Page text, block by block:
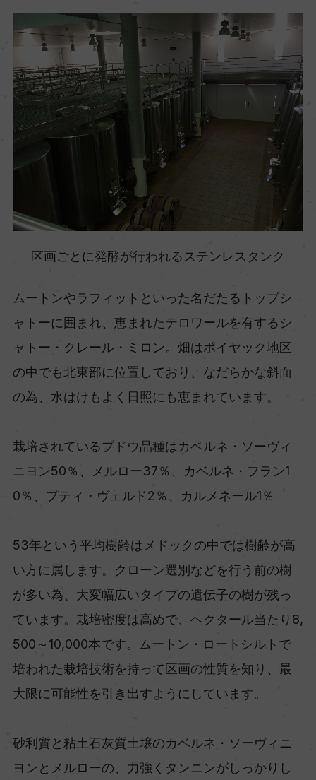
区画ごとに発酵が行われるステンレスタンク
ムートンやラフィットといった名だたるトップシ
ャトーに囲まれ、恵まれたテロワールを有するシ
ャトー・クレール・ミロン。畑はポイヤック地区
の中でも北東部に位置しており、なだらかな斜面
の為、水はけもよく日照にも恵まれています。
栽培されているブドウ品種はカベルネ・ソーヴィ
ニヨン50％、メルロー37％、カベルネ・フラン1
0％、プティ・ヴェルド2％、カルメネール1％
53年という平均樹齢はメドックの中では樹齢が高
い方に属します。クローン選別などを行う前の樹
が多い為、大変幅広いタイプの遺伝子の樹が残っ
ています。栽培密度は高めで、ヘクタール当たり8,
500～10,000本です。ムートン・ロートシルトで
培われた栽培技術を持って区画の性質を知り、最
大限に可能性を引き出すようにしています。
砂利質と粘土石灰質土壌のカベルネ・ソーヴィニ
ヨンとメルローの、力強くタンニンがしっかりし